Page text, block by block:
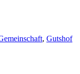
, Gutshof